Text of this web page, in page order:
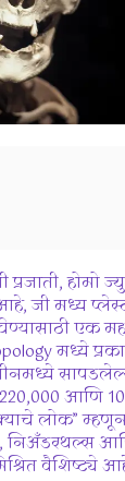
होमो
जी मध्य
एक
मध्ये
आणि
लोक”
निअँडरथल्स
वैशिष्ट्ये